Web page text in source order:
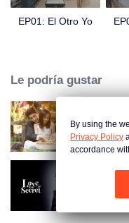
EP01: El Otro Yo
Le podría gustar
By using the
Privacy Policy
accordance